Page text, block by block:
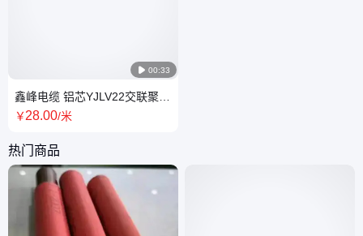
 00:33
鑫峰电缆 铝芯YJLV22交联聚乙
烯绝缘建筑工程矿山低压高压
￥28.00/米
热门商品